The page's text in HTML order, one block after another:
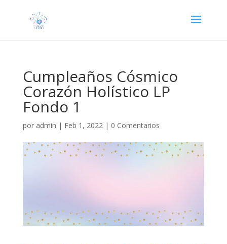
Cumpleaños Cósmico
Corazón Holístico LP
Fondo 1
por admin | Feb 1, 2022| 0 Comentarios